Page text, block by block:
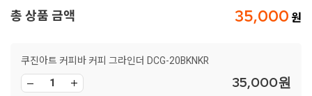
총 상품 금액 35,000
쿠진아트 커피바 커피 그라인더 DCG-20BKNKR
35,000원